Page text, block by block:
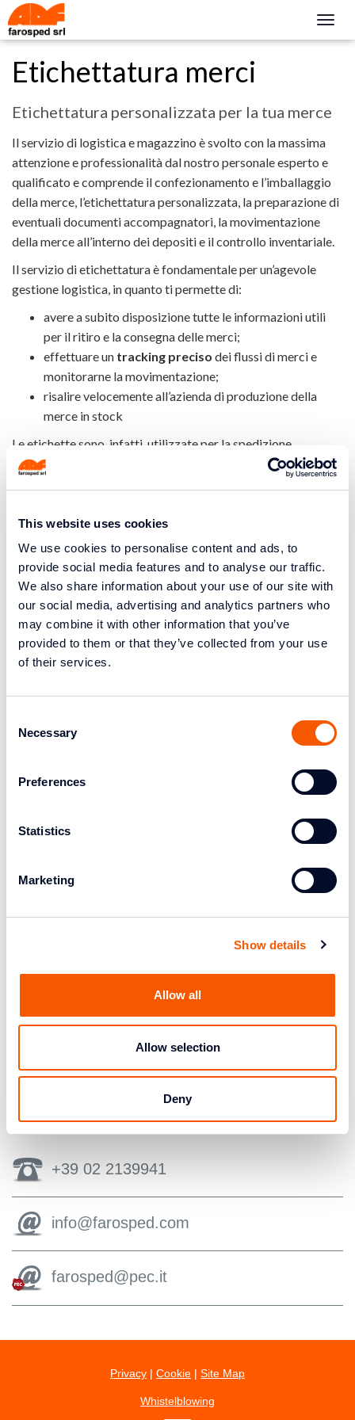
This website uses cookies
We use cookies to personalise content and ads, to
provide social media features and to analyse our traffic.
We also share information about your use of our site with
our social media, advertising and analytics partners who
may combine it with other information that you’ve
provided to them or that they’ve collected from your use
of their services.
Selection
Necessary
Preferences
Statistics
Marketing
Show details
Allow all
Allow selection
Deny
Etichettatura merci
Etichettatura personalizzata per la tua merce
Il servizio di logistica e magazzino è svolto con la massima
attenzione e professionalità dal nostro personale esperto e
qualificato e comprende il confezionamento e l’imballaggio
della merce, l’etichettatura personalizzata, la preparazione di
eventuali documenti accompagnatori, la movimentazione
della merce all’interno dei depositi e il controllo inventariale.
Il servizio di etichettatura è fondamentale per un’agevole
gestione logistica, in quanto ti permette di:
avere a subito disposizione tutte le informazioni utili
per il ritiro e la consegna delle merci;
effettuare un tracking preciso dei flussi di merci e
monitorarne la movimentazione;
risalire velocemente all’azienda di produzione della
merce in stock
Le etichette sono, infatti, utilizzate per la spedizione,
l'inventario, il monitoraggio e la tracciatura dei prodotti. Solo
costante controllo di tutte le aree di deposito, monitorando
tutti i flussi di movimentazione della merce.
L’attività di etichettatura della merce in entrata deve, inoltre,
indicare le caratteristiche generali delle merci e le eventuali
specifiche del cliente sui singoli prodotti. La nostra azienda ti
offre unservizio personalizzato, costruito in base alle
caratteristiche della merce che ci affidi, alla loro destinazione
di consegna (in base alle normative vigenti) e alle tue
Leggi anche:
Stoccaggio merci
Start-up
RICHIEDI ORA
IL TUO PREVENTIVO >
+39 02 2139941
info@farosped.com
farosped@pec.it
Privacy | Cookie | Site Map
Whistelblowing